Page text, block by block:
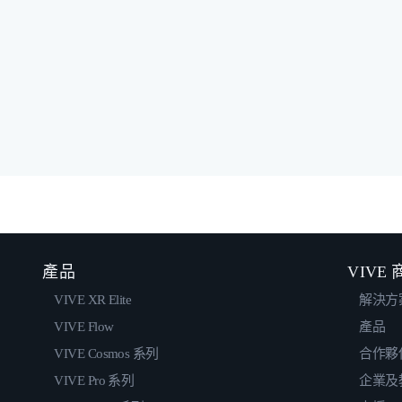
產品
VIVE XR Elite
VIVE Flow
VIVE Cosmos 系列
VIVE Pro 系列
VIVE
解決方
產品
合作夥
企業及